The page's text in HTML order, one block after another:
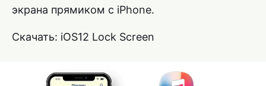
экрана прямиком с iPhone.
Скачать: iOS12 Lock Screen